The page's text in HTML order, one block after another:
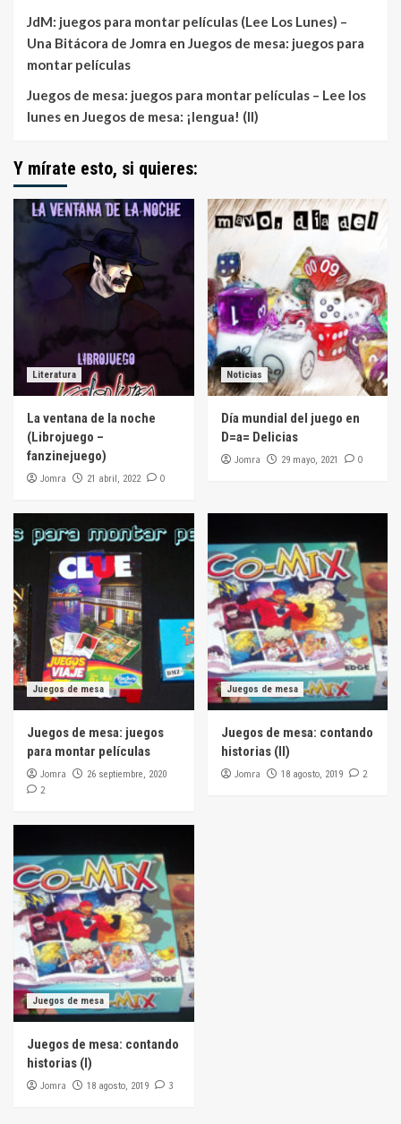
JdM: juegos para montar películas (Lee Los Lunes) –
Una Bitácora de Jomra en Juegos de mesa: juegos para
montar películas
Juegos de mesa: juegos para montar películas – Lee los
lunes en Juegos de mesa: ¡lengua! (II)
Y mírate esto, si quieres:
Literatura
La ventana de la noche
(Librojuego –
fanzinejuego)
Jomra 21 abril, 2022 0
Noticias
Día mundial del juego en
D=a= Delicias
Jomra 29 mayo, 2021 0
Juegos de mesa
Juegos de mesa: juegos
para montar películas
Jomra 26 septiembre, 2020
2
Juegos de mesa
Juegos de mesa: contando
historias (II)
Jomra 18 agosto, 2019 2
Juegos de mesa
Juegos de mesa: contando
historias (I)
Jomra 18 agosto, 2019 3